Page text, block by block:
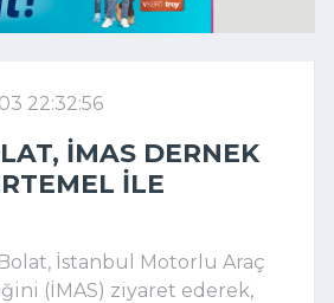
22:32:56
İMAS DERNEK
ILE
İstanbul Motorlu Araç
(İMAS) ziyaret ederek,